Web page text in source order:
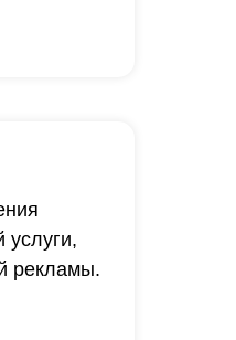
услуги,
рекламы.